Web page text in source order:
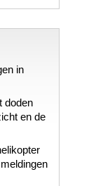
in
doden
en de